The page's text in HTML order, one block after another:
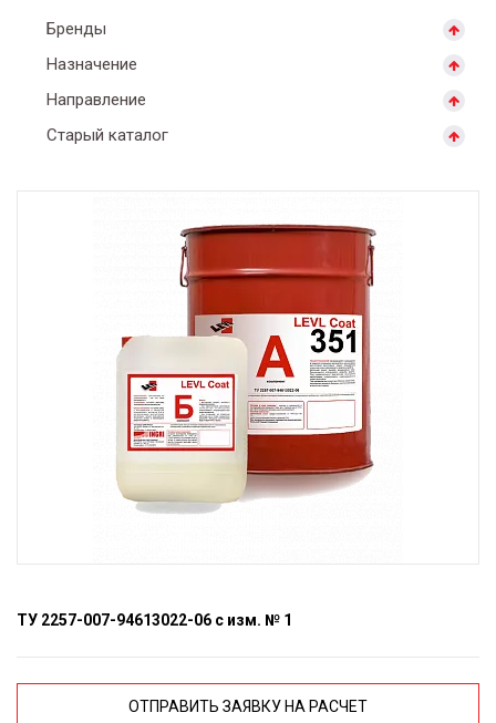
Бренды
Назначение
Направление
Старый каталог
ТУ 2257-007-94613022-06 с изм. № 1
ОТПРАВИТЬ ЗАЯВКУ НА РАСЧЕТ